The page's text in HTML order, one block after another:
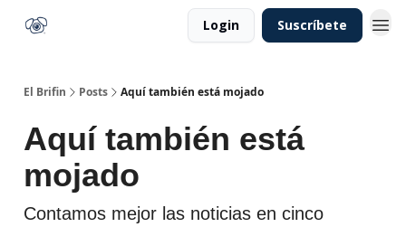
Login Suscríbete
El Brifin Posts Aquí también está mojado
Aquí también está
mojado
Contamos mejor las noticias en cinco